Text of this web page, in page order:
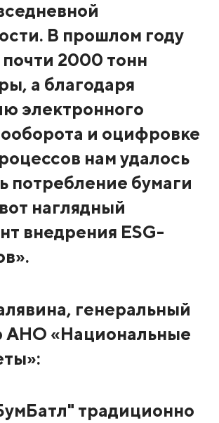
В прошлом году
2000 тонн
а благодаря
электронного
и оцифровке
нам удалось
потребление бумаги
наглядный
внедрения ESG-
генеральный
АНО «Национальные
традиционно